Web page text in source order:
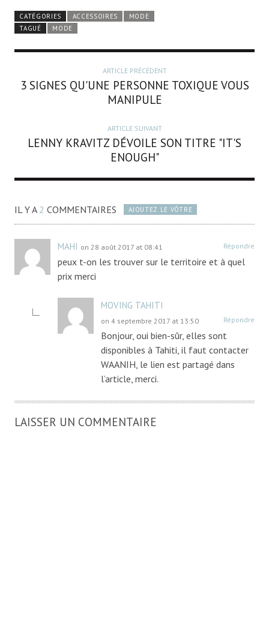
CATÉGORIES ACCESSOIRES
MODE
TAGUÉ
MODE
ARTICLE PRÉCÉDENT
3 SIGNES QU'UNE PERSONNE TOXIQUE VOUS
MANIPULE
ARTICLE SUIVANT
LENNY KRAVITZ DÉVOILE SON TITRE "IT'S
ENOUGH"
IL Y A 2 COMMENTAIRES AJOUTEZ LE VÔTRE
MAHI on 28 août 2017 at 08:41 Répondre
peux t-on les trouver sur le territoire et à quel
prix merci
MOVING TAHITI
on 4 septembre 2017 at 13:50 Répondre
Bonjour, oui bien-sûr, elles sont
disponibles à Tahiti, il faut contacter
WAANIH, le lien est partagé dans
l’article, merci.
LAISSER UN COMMENTAIRE